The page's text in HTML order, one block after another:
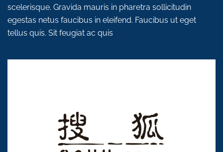
scelerisque. Gravida mauris in pharetra sollicitudin
egestas netus faucibus in eleifend. Faucibus ut eget
tellus quis. Sit feugiat ac quis